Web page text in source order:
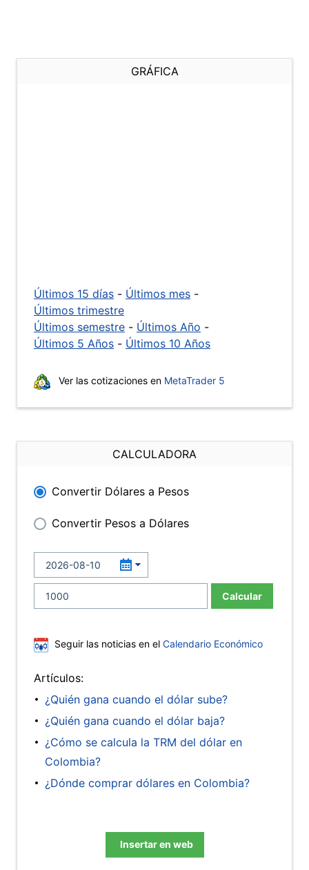
GRÁFICA
Últimos 15 días - Últimos mes -
Últimos trimestre
Últimos semestre - Últimos Año -
Últimos 5 Años - Últimos 10 Años
Ver las cotizaciones en MetaTrader 5
CALCULADORA
Convertir Dólares a Pesos
Convertir Pesos a Dólares
Calcular
Seguir las noticias en el Calendario Económico
Artículos:
¿Quién gana cuando el dólar sube?
¿Quién gana cuando el dólar baja?
¿Cómo se calcula la TRM del dólar en
Colombia?
¿Dónde comprar dólares en Colombia?
Insertar en web